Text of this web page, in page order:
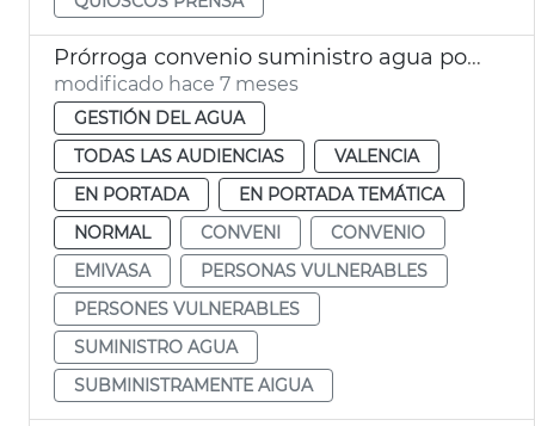
Prórroga convenio suministro agua potable personas vulnerables
modificado hace 7 meses
GESTIÓN DEL AGUA
TODAS LAS AUDIENCIAS
VALENCIA
EN PORTADA
EN PORTADA TEMÁTICA
NORMAL
CONVENI
CONVENIO
EMIVASA
PERSONAS VULNERABLES
PERSONES VULNERABLES
SUMINISTRO AGUA
SUBMINISTRAMENTE AIGUA